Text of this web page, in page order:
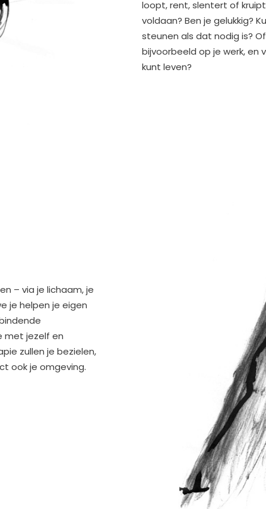
loopt, rent, slentert of
voldaan? Ben je gelukkig?
steunen als dat nodig is?
bijvoorbeeld op je werk, en
kunt leven?
– via je lichaam, je
je helpen je eigen
met jezelf en
zullen je bezielen,
ook je omgeving.